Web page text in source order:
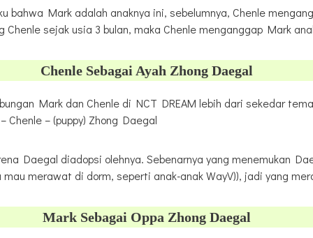
bahwa Mark adalah anaknya ini, sebelumnya, Chenle
sejak usia 3 bulan, maka Chenle menganggap Mark
Chenle Sebagai Ayah Zhong Daegal
Chenle – (puppy) Zhong Daegal
Daegal diadopsi olehnya. Sebenarnya yang menemukan
merawat di dorm, seperti anak-anak WayV)), jadi yang
Mark Sebagai Oppa Zhong Daegal